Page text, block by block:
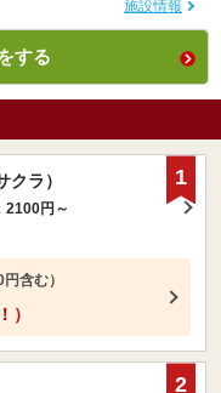
施設情報
する
ラ）
2100円～
含む）
）
1
2